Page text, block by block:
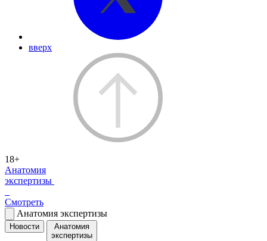
вверх
18+
Анатомия
экспертизы
Смотреть
Анатомия экспертизы
Новости
Анатомия
экспертизы